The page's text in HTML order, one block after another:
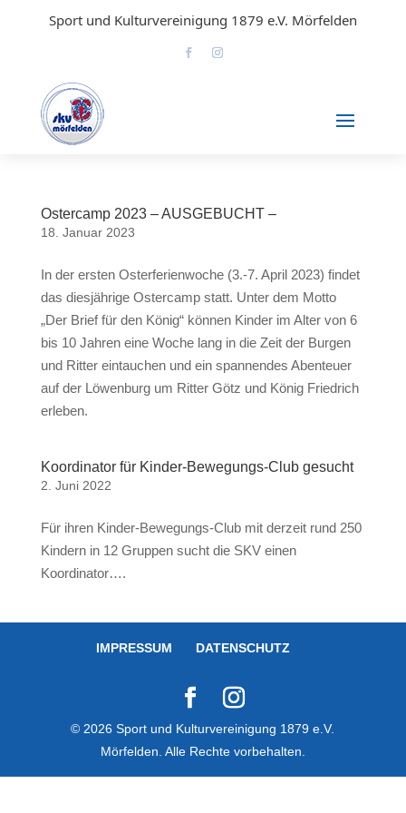
Sport und Kulturvereinigung 1879 e.V. Mörfelden
Ostercamp 2023 – AUSGEBUCHT –
18. Januar 2023
In der ersten Osterferienwoche (3.-7. April 2023) findet
das diesjährige Ostercamp statt. Unter dem Motto
„Der Brief für den König“ können Kinder im Alter von 6
bis 10 Jahren eine Woche lang in die Zeit der Burgen
und Ritter eintauchen und ein spannendes Abenteuer
auf der Löwenburg um Ritter Götz und König Friedrich
erleben.
Koordinator für Kinder-Bewegungs-Club gesucht
2. Juni 2022
Für ihren Kinder-Bewegungs-Club mit derzeit rund 250
Kindern in 12 Gruppen sucht die SKV einen
Koordinator….
IMPRESSUM DATENSCHUTZ
© 2026 Sport und Kulturvereinigung 1879 e.V.
Mörfelden. Alle Rechte vorbehalten.